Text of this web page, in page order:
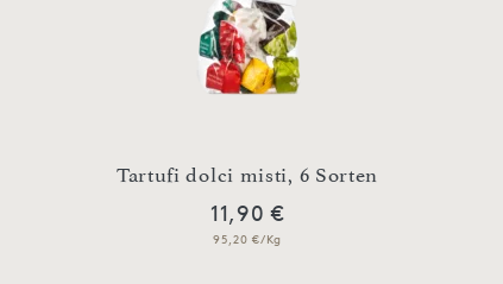
Tartufi dolci misti, 6 Sorten
11,90 €
95,20 €/Kg